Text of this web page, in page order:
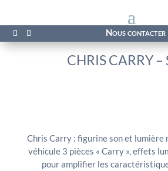
Nous contacter
CHRIS CARRY –
Chris Carry : figurine son et lumière
véhicule 3 pièces « Carry », effets
pour amplifier les